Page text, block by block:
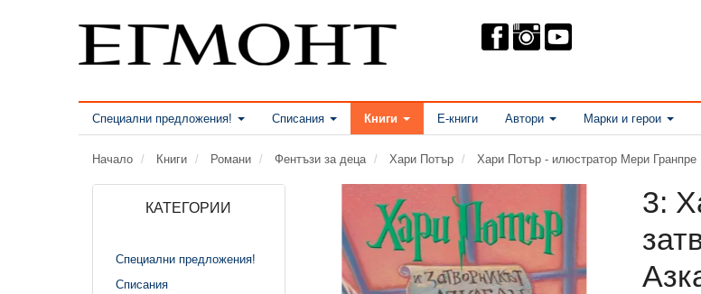
Специални предложения! Списания Книги Е-книги Автори Марки и герои
Начало Книги Романи Фентъзи за деца Хари Потър Хари Потър - илюстратор Мери Гранпре
КАТЕГОРИИ
Специални предложения!
Списания
3: